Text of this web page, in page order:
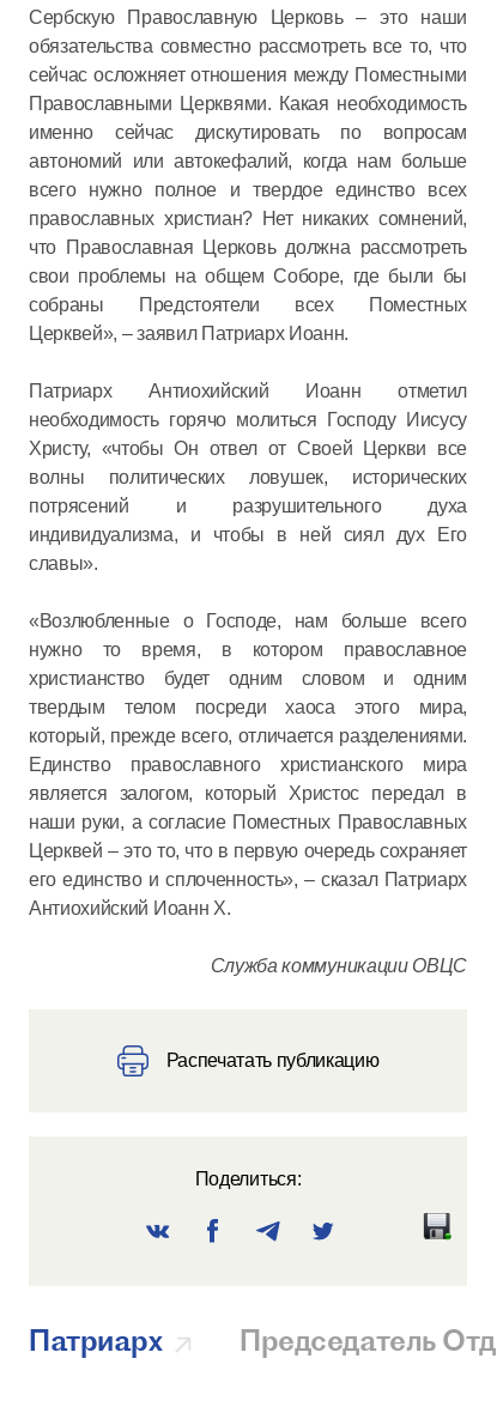
Сербскую Православную Церковь – это наши
обязательства совместно рассмотреть все то, что
сейчас осложняет отношения между Поместными
Православными Церквями. Какая необходимость
именно сейчас дискутировать по вопросам
автономий или автокефалий, когда нам больше
всего нужно полное и твердое единство всех
православных христиан? Нет никаких сомнений,
что Православная Церковь должна рассмотреть
свои проблемы на общем Соборе, где были бы
собраны Предстоятели всех Поместных
Церквей», – заявил Патриарх Иоанн.
Патриарх Антиохийский Иоанн отметил
необходимость горячо молиться Господу Иисусу
Христу, «чтобы Он отвел от Своей Церкви все
волны политических ловушек, исторических
потрясений и разрушительного духа
индивидуализма, и чтобы в ней сиял дух Его
славы».
«Возлюбленные о Господе, нам больше всего
нужно то время, в котором православное
христианство будет одним словом и одним
твердым телом посреди хаоса этого мира,
который, прежде всего, отличается разделениями.
Единство православного христианского мира
является залогом, который Христос передал в
наши руки, а согласие Поместных Православных
Церквей – это то, что в первую очередь сохраняет
его единство и сплоченность», – сказал Патриарх
Антиохийский Иоанн Х.
Служба коммуникации ОВЦС
Распечатать публикацию
Поделиться:
Патриарх Председатель